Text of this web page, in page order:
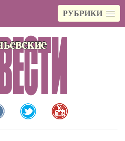
РУБРИКИ